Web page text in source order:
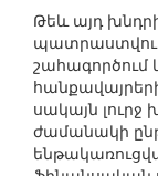
Թեև այդ
պատրաստվում
շահագործում
սակայն
ժամանակի